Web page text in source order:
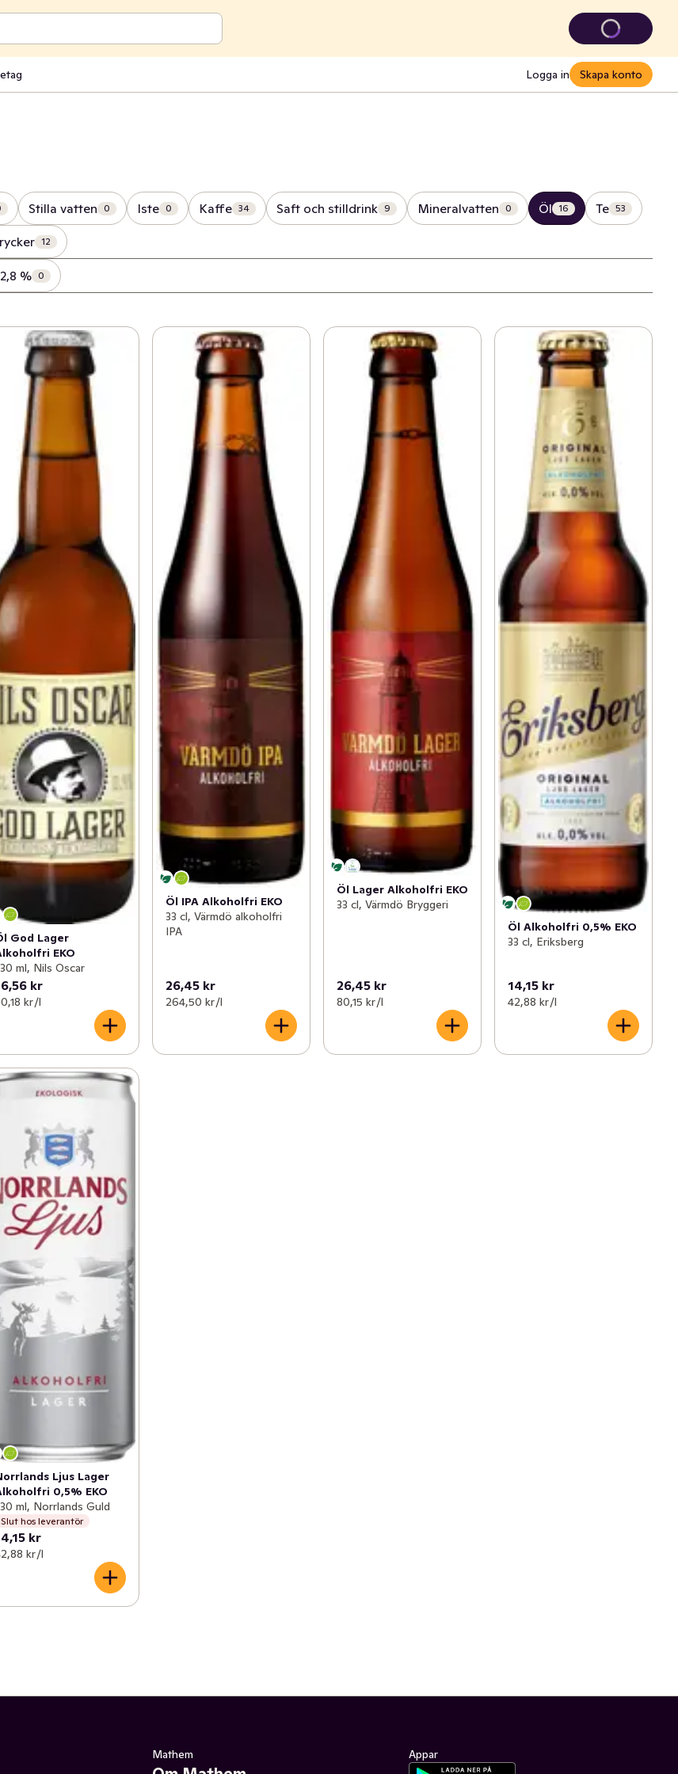
Logga in Skapa konto
Stilla vatten 0 Iste 0 Kaffe 34 Saft och stilldrink 9 Mineralvatten 0 Öl 16 Te 53
12
% 0
God Lager
EKO
ml, Nils Oscar
kr
kr /l
Öl IPA Alkoholfri EKO
33 cl, Värmdö alkoholfri
IPA
26,45 kr
264,50 kr /l
Öl Lager Alkoholfri EKO
33 cl, Värmdö Bryggeri
26,45 kr
80,15 kr /l
Öl Alkoholfri 0,5% EKO
33 cl, Eriksberg
14,15 kr
42,88 kr /l
Ljus Lager
0,5% EKO
ml, Norrlands Guld
Slut hos leverantör
kr
kr /l
Mathem Appar